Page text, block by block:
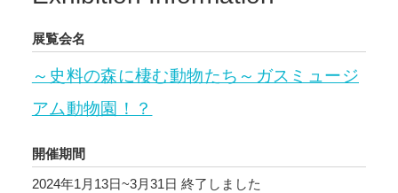
展覧会名
～史料の森に棲む動物たち～ガスミュージ
アム動物園！？
開催期間
2024年1月13日~3月31日 終了しました